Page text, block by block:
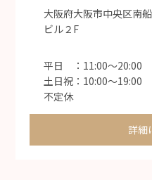
大阪府大阪市中央区南
ビル２F
平日 ：11:00〜20:00
土日祝：10:00〜19:00
不定休
詳細